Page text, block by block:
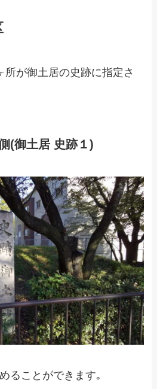
所が御土居の史跡に指定さ
(御土居 史跡１)
ることができます｡